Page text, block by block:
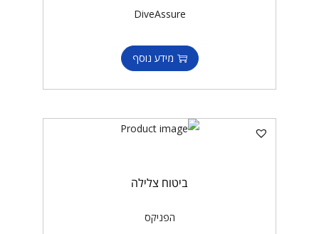
DiveAssure
מידע נוסף
ביטוח צלילה
הפניקס